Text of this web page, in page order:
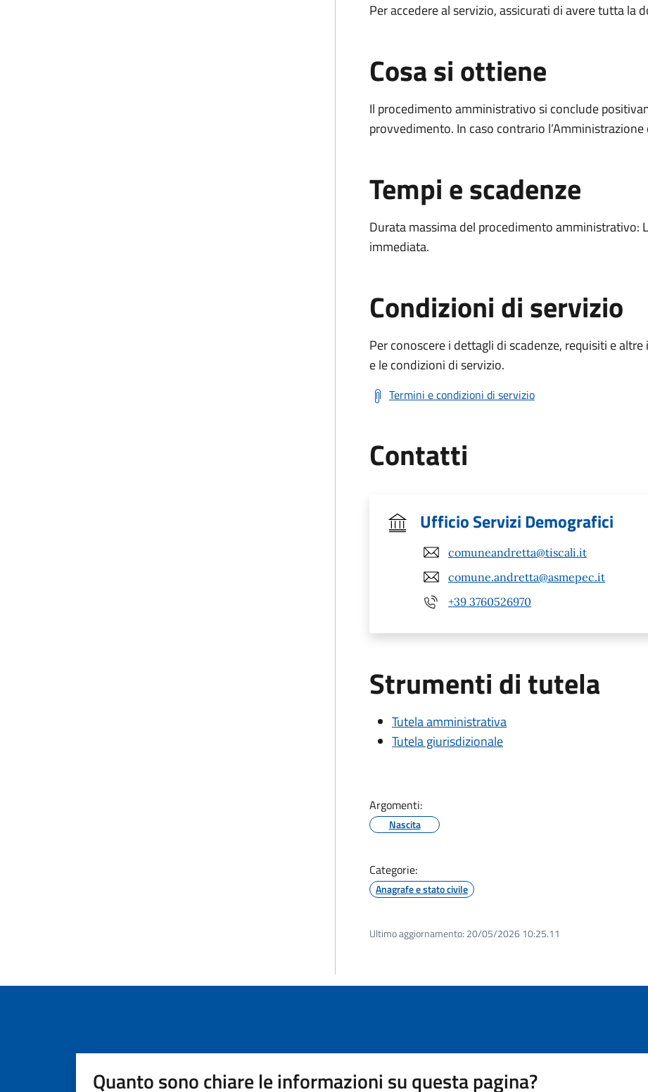
Per accedere al servizio, assicurati di avere tutta la
Cosa si ottiene
Il procedimento amministrativo si conclude
provvedimento. In caso contrario
Tempi e scadenze
Durata massima del procedimento amministrativo:
immediata.
Condizioni di servizio
Per conoscere i dettagli di scadenze, requisiti e
e le condizioni di servizio.
Termini e condizioni di servizio
Contatti
Ufficio Servizi Demografici
comuneandretta@tiscali.it
comune.andretta@asmepec.it
+39 3760526970
Strumenti di tutela
Tutela amministrativa
Tutela giurisdizionale
Argomenti:
Nascita
Categorie:
Anagrafe e stato civile
Ultimo aggiornamento: 20/05/2026 10:25.11
Quanto sono chiare le informazioni su questa pagina?